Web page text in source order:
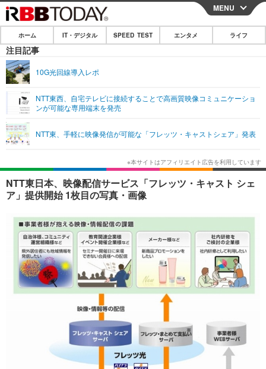
CLOSE
ホーム
IT・デジタル
ネタ
ショッピング その他
エンタメ
エンタメTOP 映画・ドラマ
韓国・芸能
音楽 スポーツ
ショッピング その他
ライフ
ライフTOP グルメ
ペット ショッピング
リリース一覧
プッシュ通知の停止方法
MENU
ホーム IT・デジタル SPEED TEST エンタメ ライフ
注目記事
10G光回線導入レポ
NTT東西、自宅テレビに接続することで高画質映像コミュニケーショ
ンが可能な専用端末を発売
NTT東、手軽に映像発信が可能な「フレッツ・キャストシェア」発表
NTT東日本、映像配信サービス「フレッツ・キャスト シェ
ア」提供開始 1枚目の写真・画像